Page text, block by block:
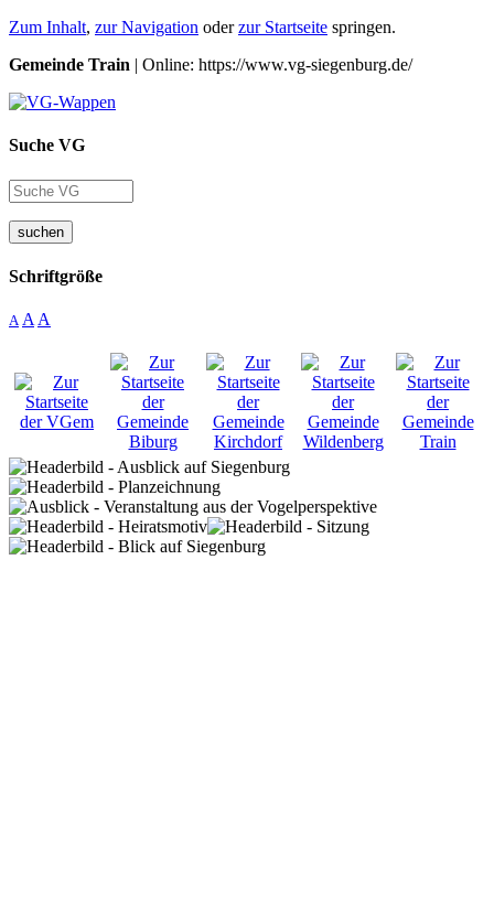
Zum Inhalt, zur Navigation oderzur Startseite springen.
Gemeinde Train | Online: https://www.vg-siegenburg.de/
Suche VG
suchen
Schriftgröße
A A A